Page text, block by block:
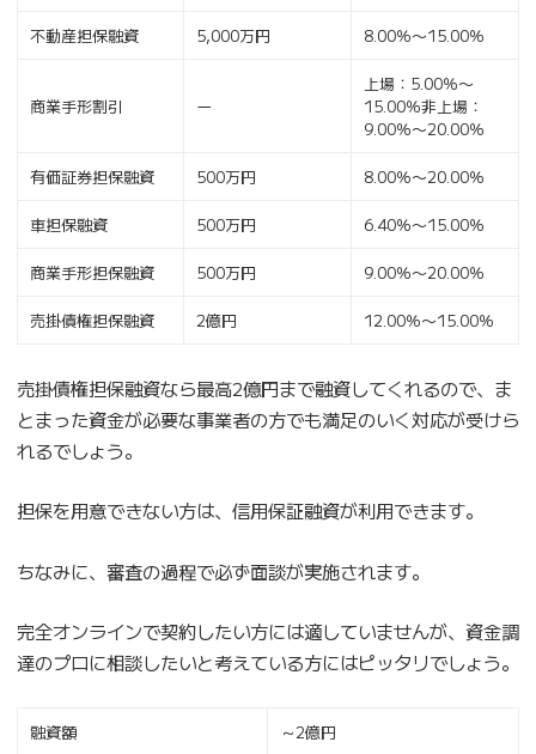
不動産担保融資 5,000万円 8.00％〜15.00％
商業手形割引 ー
上場：5.00％〜
15.00％非上場：
9.00％〜20.00％
有価証券担保融資 500万円 8.00％〜20.00％
車担保融資 500万円 6.40％〜15.00％
商業手形担保融資 500万円 9.00％〜20.00％
売掛債権担保融資 2億円 12.00％〜15.00％
売掛債権担保融資なら最高2億円まで融資してくれるので、ま
とまった資金が必要な事業者の方でも満足のいく対応が受けら
れるでしょう。
担保を用意できない方は、信用保証融資が利用できます。
ちなみに、審査の過程で必ず面談が実施されます。
完全オンラインで契約したい方には適していませんが、資金調
達のプロに相談したいと考えている方にはピッタリでしょう。
融資額 ～2億円